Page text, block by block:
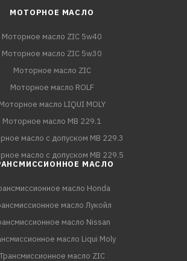
МОТОРНОЕ МАСЛО
Моторное масло ZIC 5w40
Моторное масло ZIC 5w30
Моторное масло ZIC
Моторное масло ROLF
Моторное масло LIQUI MOLY
Моторное масло MB 229.1
масло с допуском MB 229.3
масло с допуском MB 229.5
МАСЛО
масло Honda
масло Лукойл
масло Nissan
масло Liqui Moly
Трансмиссионное масло ZIC